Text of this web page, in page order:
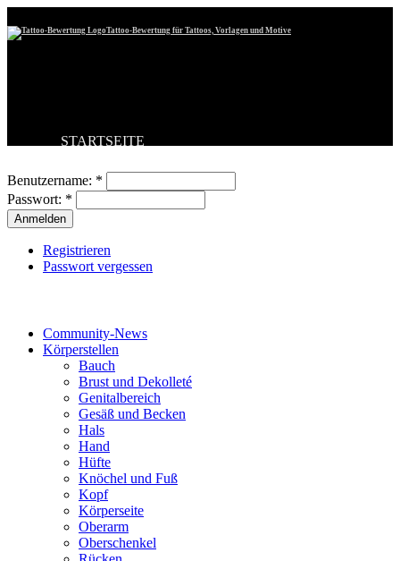
Tattoo-Bewertung für Tattoos, Vorlagen und Motive
STARTSEITE
BESTE TATTOOS
NEUESTE TATTOOS
KOMMENTARE
FORUM
Benutzername: *
Passwort: *
Registrieren
Passwort vergessen
Community-News
Körperstellen
Bauch
Brust und Dekolleté
Genitalbereich
Gesäß und Becken
Hals
Hand
Hüfte
Knöchel und Fuß
Kopf
Körperseite
Oberarm
Oberschenkel